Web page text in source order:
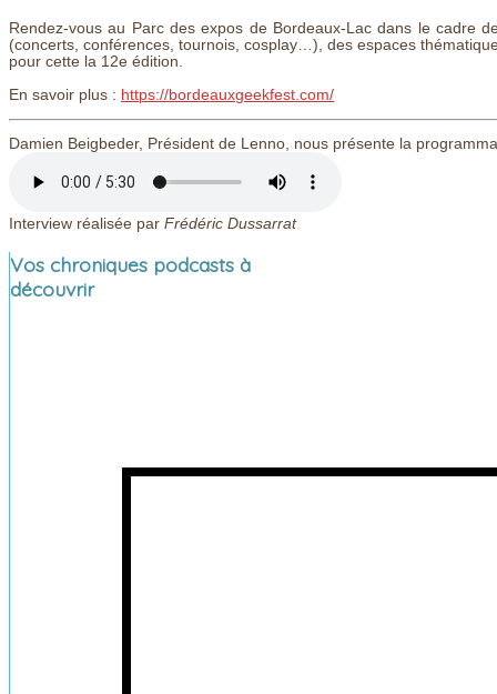
Rendez-vous au Parc des expos de Bordeaux-Lac dans le cadre
(concerts, conférences, tournois, cosplay…), des espaces
pour cette la 12e édition.
En savoir plus : https://bordeauxgeekfest.com/
Damien Beigbeder, Président de Lenno, nous présente la
Interview réalisée par Frédéric Dussarrat
Vos chroniques podcasts à
découvrir